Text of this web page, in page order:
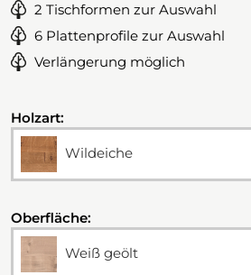
2 Tischformen zur Auswahl
6 Plattenprofile zur Auswahl
Verlängerung möglich
Holzart:
Wildeiche
Oberfläche:
Weiß geölt